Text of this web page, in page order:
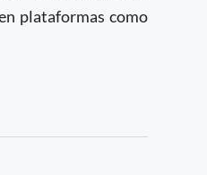
plataformas como